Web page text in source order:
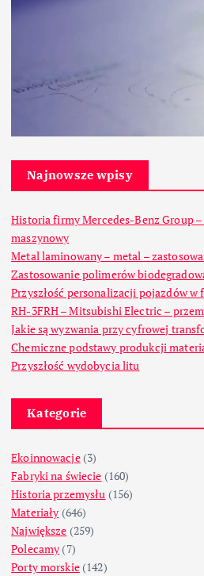
Najnowsze wpisy
Historia firmy Mercedes-Benz Group
maszynowy
Metal laminowany – metal –
Zastosowanie polimerów
Przyszłość personalizacji pojazdów w
RH-3FRH – Mitsubishi Electric –
Jakie są wyzwania przy cyfrowej
Chemiczne podstawy produkcji
Przyszłość wydobycia litu
Kategorie
Ekoinnowacje(3)
Fabryki na świecie (160)
Historia przemysłu (156)
Materiały (646)
Największe (259)
Polecamy (7)
Porty morskie(142)